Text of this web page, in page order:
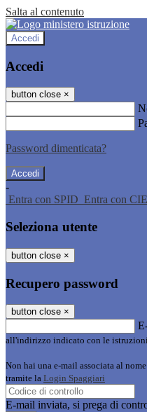
Salta al contenuto
Accedi
Accedi
button close ×
Password dimenticata?
-
Entra con SPID Entra con CIE
Seleziona utente
button close ×
Recupero password
button close ×
all'indirizzo indicato con le istruzioni
Non hai una e-mail associata al
tramite la Login Spaggiari
E-mail inviata, si prega di